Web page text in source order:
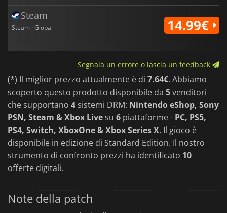
Steam
Steam · Global 14.99€
Segnala un errore o lascia un feedback
(*) Il miglior prezzo attualmente è di 7.64€. Abbiamo
scoperto questo prodotto disponibile da 5venditori
che supportano 4 sistemi DRM: Nintendo eShop, Sony
PSN, Steam & Xbox Live su 6 piattaforme - PC, PS5,
PS4, Switch, XboxOne & Xbox Series X. Il gioco è
disponibile in edizione di Standard Edition. Il nostro
strumento di confronto prezzi ha identificato 10
offerte digitali.
Note della patch